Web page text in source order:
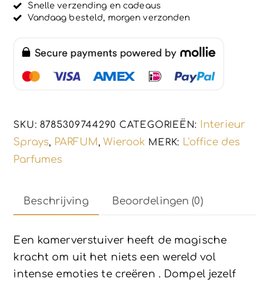
spray
ROUGE
warme
geur
200ml
aantal
Snelle verzending en cadeaus
Vandaag besteld, morgen verzonden
SKU: 8785309744290 CATEGORIEËN:
Interieur
Sprays, PARFUM, Wierook MERK: L'office des
Parfumes
Beschrijving Beoordelingen (0)
Een kamerverstuiver heeft de magische
kracht om uit het niets een wereld vol
intense emoties te creëren . Dompel jezelf